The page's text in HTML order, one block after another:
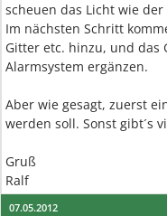
scheuen das Licht wie
Im nächsten Schritt
Gitter etc. hinzu, und das
Alarmsystem ergänzen.
Aber wie gesagt, zuerst
werden soll. Sonst gibt´s
Gruß
Ralf
07.05.2012